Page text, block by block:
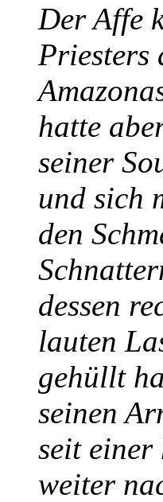
Der Affe
Priesters
hatte
seiner
und sich
den
dessen
lauten
gehüllt
seinen
seit einer
weiter